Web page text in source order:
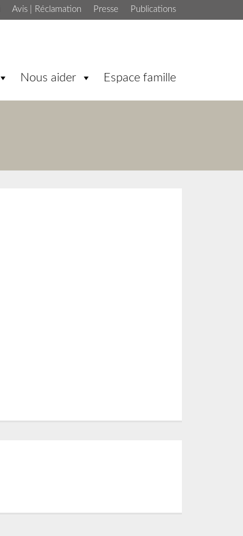
Publications
Presse
Avis | Réclamation
Nous aider Espace famille